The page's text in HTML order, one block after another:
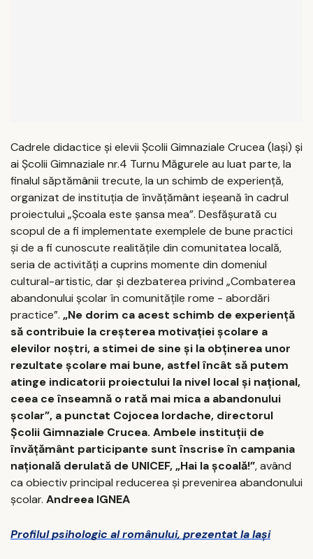
Cadrele didactice şi elevii Şcolii Gimnaziale Crucea (Iaşi) şi
ai Şcolii Gimnaziale nr.4 Turnu Măgurele au luat parte, la
finalul săptămânii trecute, la un schimb de experienţă,
organizat de instituţia de învăţământ ieşeană în cadrul
proiectului „Şcoala este şansa mea”. Desfăşurată cu
scopul de a fi implementate exemplele de bune practici
şi de a fi cunoscute realităţile din comunitatea locală,
seria de activităţi a cuprins momente din domeniul
cultural-artistic, dar şi dezbaterea privind „Combaterea
abandonului şcolar în comunităţile rome - abordări
practice”. „Ne dorim ca acest schimb de experienţă
să contribuie la creşterea motivaţiei şcolare a
elevilor noştri, a stimei de sine şi la obţinerea unor
rezultate şcolare mai bune, astfel încât să putem
atinge indicatorii proiectului la nivel local şi naţional,
ceea ce înseamnă o rată mai mica a abandonului
şcolar”, a punctat Cojocea Iordache, directorul
Şcolii Gimnaziale Crucea. Ambele instituţii de
învăţământ participante sunt înscrise în campania
naţională derulată de UNICEF, „Hai la şcoală!”, având
ca obiectiv principal reducerea şi prevenirea abandonului
şcolar. Andreea IGNEA
Profilul psihologic al românului, prezentat la Iaşi